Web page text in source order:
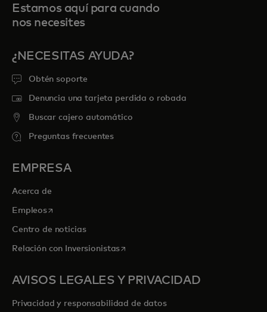
Estamos aquí para cuando
nos necesites
¿NECESITAS AYUDA?
Obtén soporte
Denuncia una tarjeta perdida o robada
Buscar cajero automático
Preguntas frecuentes
EMPRESA
Acerca de
Empleosse abre en una pestaña nueva
Centro de noticias
Relación con Inversionistasse abre en una pestaña nueva
AVISOS LEGALES Y PRIVACIDAD
Privacidad y responsabilidad de datos